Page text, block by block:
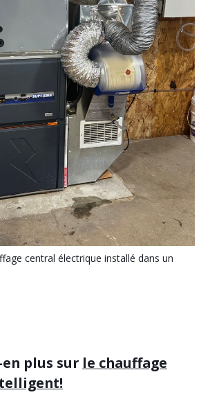
central électrique installé dans un
plus sur le chauffage